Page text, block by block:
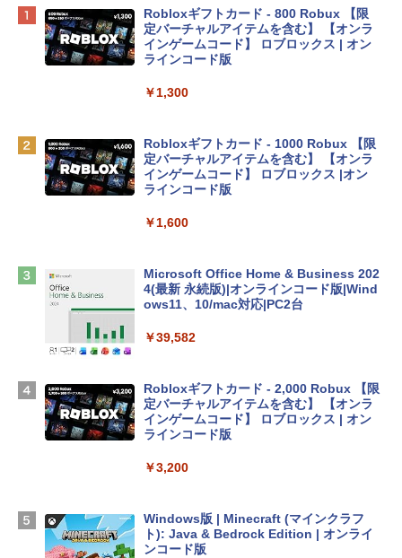
Apple 2026 MacBook Neo A18 Proチッ
プ搭載13インチノートブック：AIとAppl
e Intelligenceのために設計、Liquid Ret
inaディスプレイ、8GBユニファイドメモ
eTime HDカメラ - インディゴ
tomtoc 360°保護 15.6 16インチ パソコ
ンケース Dell NEC Lavie ASUS HP dyna
Apple 2026 MacBook Air M5チップ搭載
13インチノートブック：AIとApple Intell
スプレイ、16GBユニファイドメモリ、1
D - シルバー
￥261,414
【Amazon.co.jp限定】 HP ノートパソコ
￥129,800
Robloxギフトカード - 800 Robux 【限
定バーチャルアイテムを含む】 【オンラ
インゲームコード】 ロブロックス | オン
ラインコード版
￥1,300
Robloxギフトカード - 1000 Robux 【限
定バーチャルアイテムを含む】 【オンラ
インゲームコード】 ロブロックス |オン
ラインコード版
￥1,600
Microsoft Office Home & Business 202
4(最新 永続版)|オンラインコード版|Wind
ows11、10/mac対応|PC2台
￥39,582
Robloxギフトカード - 2,000 Robux 【限
定バーチャルアイテムを含む】 【オンラ
インゲームコード】 ロブロックス | オン
ラインコード版
￥3,200
Windows版 | Minecraft (マインクラフ
ト): Java & Bedrock Edition | オンライ
ンコード版